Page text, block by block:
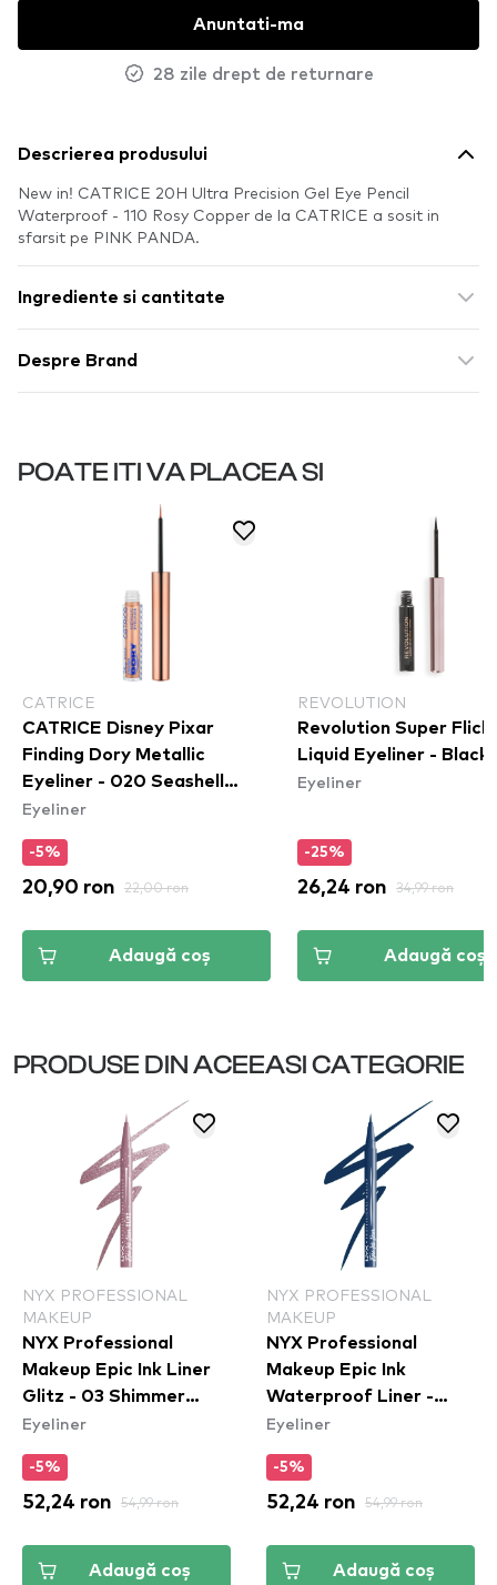
Anuntati-ma
28 zile drept de returnare
Descrierea produsului
New in! CATRICE 20H Ultra Precision Gel Eye Pencil
Waterproof - 110 Rosy Copper de la CATRICE a sosit in
sfarsit pe PINK PANDA.
Ingrediente si cantitate
Despre Brand
POATE ITI VA PLACEA SI
CATRICE
CATRICE Disney Pixar
Finding Dory Metallic
Eyeliner - 020 Seashell
Sparkle
Eyeliner
-5%
20,90 ron 22,00 ron
Adaugă coș
REVOLUTION
Revolution Super Flick
Liquid Eyeliner - Black
Eyeliner
-25%
26,24 ron 34,99 ron
Adaugă coș
PRODUSE DIN ACEEASI CATEGORIE
NYX PROFESSIONAL
MAKEUP
NYX Professional
Makeup Epic Ink Liner
Glitz - 03 Shimmer
Stitch
Eyeliner
-5%
52,24 ron 54,99 ron
Adaugă coș
NYX PROFESSIONAL
MAKEUP
NYX Professional
Makeup Epic Ink
Waterproof Liner -
Mid(night) Rise
Eyeliner
-5%
52,24 ron 54,99 ron
Adaugă coș